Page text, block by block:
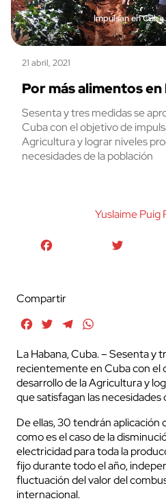
Impulsan en
21 abril, 2021
Por más alimentos en
Sesenta y tres medidas se
Cuba con el objetivo de
Agricultura y lograr niveles
necesidades de la población
Yuslaime Puig
Compartir
FacebookTwitterTelegram
La Habana, Cuba. – Sesenta y
recientemente en Cuba con el
desarrollo de la Agricultura y
que satisfagan las necesidades
De ellas, 30 tendrán
como es el caso de la
electricidad para toda la
fijo durante todo el año,
fluctuación del valor del
internacional.